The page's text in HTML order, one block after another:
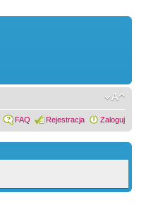
FAQ Rejestracja Zaloguj